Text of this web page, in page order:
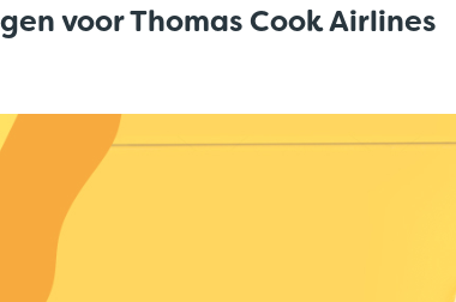
voor Thomas Cook Airlines